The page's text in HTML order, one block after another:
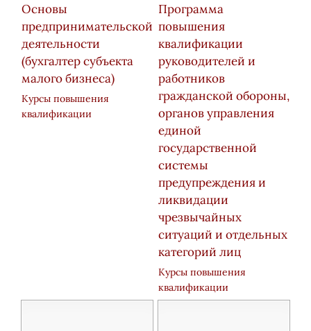
Основы
предпринимательской
деятельности
(бухгалтер субъекта
малого бизнеса)
Курсы повышения
квалификации
Программа
повышения
квалификации
руководителей и
работников
гражданской обороны,
органов управления
единой
государственной
системы
предупреждения и
ликвидации
чрезвычайных
ситуаций и отдельных
категорий лиц
Курсы повышения
квалификации